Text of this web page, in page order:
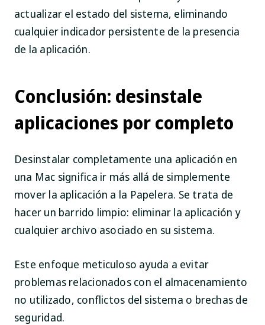
actualizar el estado del sistema, eliminando
cualquier indicador persistente de la presencia
de la aplicación.
Conclusión: desinstale
aplicaciones por completo
Desinstalar completamente una aplicación en
una Mac significa ir más allá de simplemente
mover la aplicación a la Papelera. Se trata de
hacer un barrido limpio: eliminar la aplicación y
cualquier archivo asociado en su sistema.
Este enfoque meticuloso ayuda a evitar
problemas relacionados con el almacenamiento
no utilizado, conflictos del sistema o brechas de
seguridad.